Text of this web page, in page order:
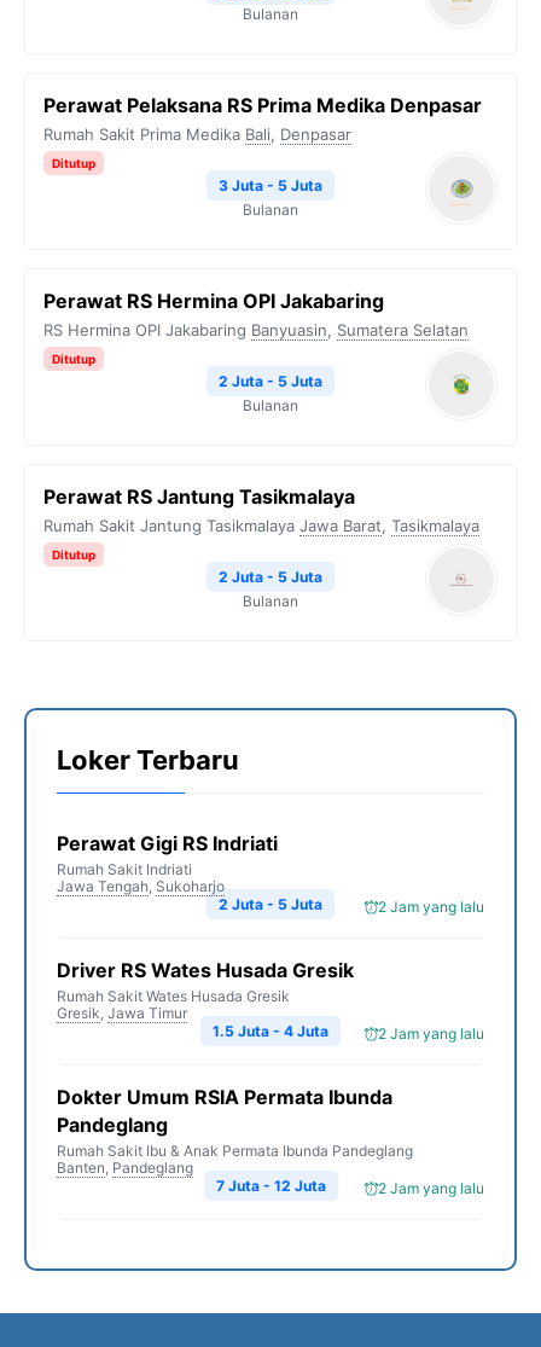
Bulanan
Perawat Pelaksana RS Prima Medika Denpasar
Rumah Sakit Prima Medika Bali, Denpasar
Ditutup
3 Juta - 5 Juta
Bulanan
Perawat RS Hermina OPI Jakabaring
RS Hermina OPI Jakabaring Banyuasin, Sumatera Selatan
Ditutup
2 Juta - 5 Juta
Bulanan
Perawat RS Jantung Tasikmalaya
Rumah Sakit Jantung Tasikmalaya Jawa Barat, Tasikmalaya
Ditutup
2 Juta - 5 Juta
Bulanan
Loker Terbaru
Perawat Gigi RS Indriati
Rumah Sakit Indriati
Jawa Tengah, Sukoharjo
2 Jam yang lalu
2 Juta - 5 Juta
Driver RS Wates Husada Gresik
Rumah Sakit Wates Husada Gresik
Gresik, Jawa Timur
2 Jam yang lalu
1.5 Juta - 4 Juta
Dokter Umum RSIA Permata Ibunda
Pandeglang
Rumah Sakit Ibu & Anak Permata Ibunda Pandeglang
Banten, Pandeglang
2 Jam yang lalu
7 Juta - 12 Juta